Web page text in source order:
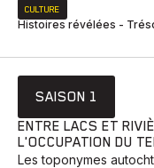
CULTURE
Histoires révélées -
SAISON 1
ENTRE LACS ET
L'OCCUPATION DU
Les toponymes